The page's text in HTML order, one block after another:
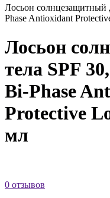
Лосьон солнцезащитный
Phase Antioxidant
Лосьон
тела SPF
Bi-Phase
Protective
мл
0 отзывов